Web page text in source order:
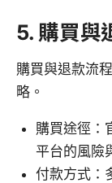
5. 購買與
購買與退款流
略。
購買途徑：
平台的風險
付款方式：